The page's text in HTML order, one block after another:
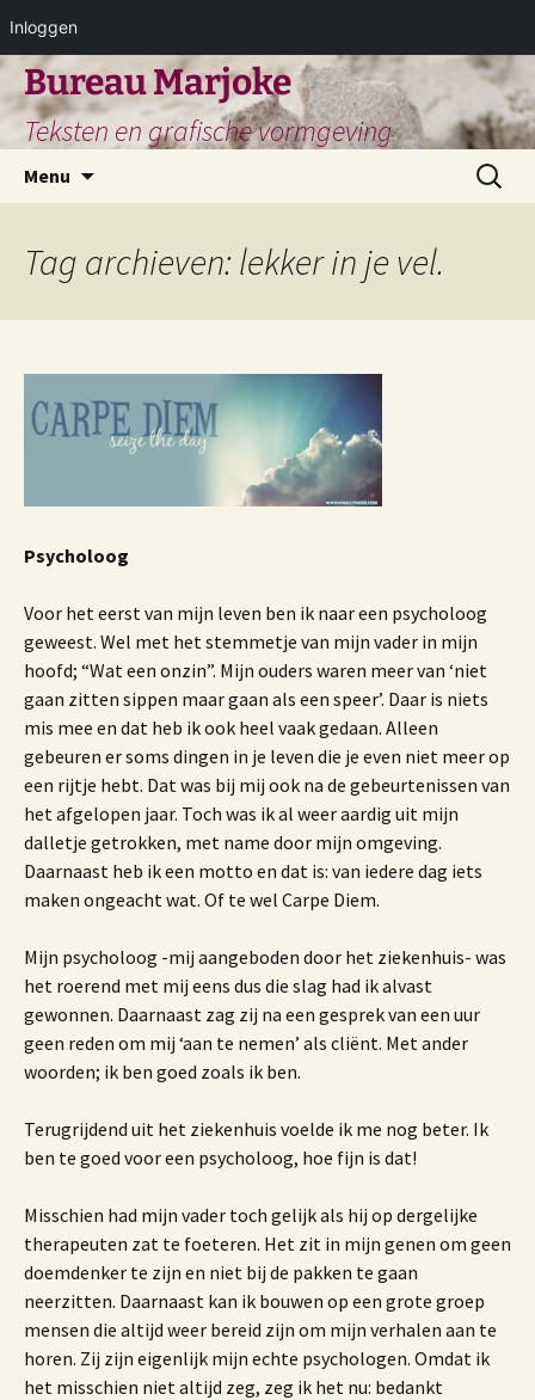
Inloggen
Ga
naar
inhoud
Bureau Marjoke
Teksten en grafische vormgeving
Menu
Zoeken
naar:
Tag archieven: lekker in je vel.
Psycholoog
Voor het eerst van mijn leven ben ik naar een psycholoog
geweest. Wel met het stemmetje van mijn vader in mijn
hoofd; “Wat een onzin”. Mijn ouders waren meer van ‘niet
gaan zitten sippen maar gaan als een speer’. Daar is niets
mis mee en dat heb ik ook heel vaak gedaan. Alleen
gebeuren er soms dingen in je leven die je even niet meer op
een rijtje hebt. Dat was bij mij ook na de gebeurtenissen van
het afgelopen jaar. Toch was ik al weer aardig uit mijn
dalletje getrokken, met name door mijn omgeving.
Daarnaast heb ik een motto en dat is: van iedere dag iets
maken ongeacht wat. Of te wel Carpe Diem.
Mijn psycholoog -mij aangeboden door het ziekenhuis- was
het roerend met mij eens dus die slag had ik alvast
gewonnen. Daarnaast zag zij na een gesprek van een uur
geen reden om mij ‘aan te nemen’ als cliënt. Met ander
woorden; ik ben goed zoals ik ben.
Terugrijdend uit het ziekenhuis voelde ik me nog beter. Ik
ben te goed voor een psycholoog, hoe fijn is dat!
Misschien had mijn vader toch gelijk als hij op dergelijke
therapeuten zat te foeteren. Het zit in mijn genen om geen
doemdenker te zijn en niet bij de pakken te gaan
neerzitten. Daarnaast kan ik bouwen op een grote groep
mensen die altijd weer bereid zijn om mijn verhalen aan te
horen. Zij zijn eigenlijk mijn echte psychologen. Omdat ik
het misschien niet altijd zeg, zeg ik het nu: bedankt